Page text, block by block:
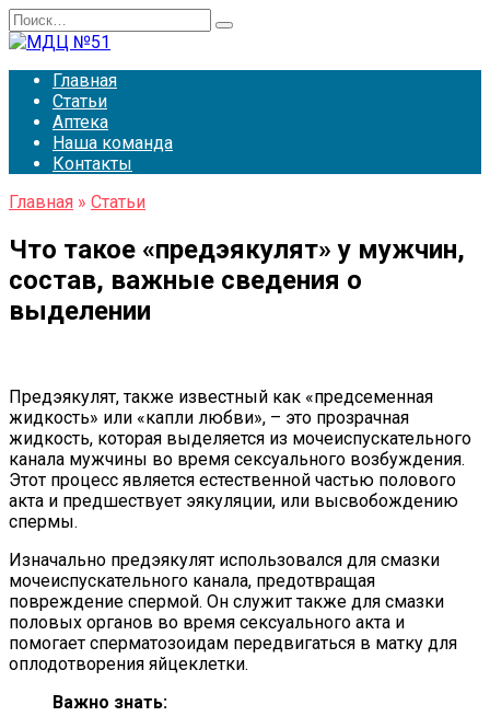
Перейти
к
Search
for:
Главная
Статьи
Аптека
Наша команда
Контакты
Главная » Статьи
Что такое «предэякулят» у мужчин,
состав, важные сведения о
выделении
Предэякулят, также известный как «предсеменная
жидкость» или «капли любви», – это прозрачная
жидкость, которая выделяется из мочеиспускательного
канала мужчины во время сексуального возбуждения.
Этот процесс является естественной частью полового
акта и предшествует эякуляции, или высвобождению
спермы.
Изначально предэякулят использовался для смазки
мочеиспускательного канала, предотвращая
повреждение спермой. Он служит также для смазки
половых органов во время сексуального акта и
помогает сперматозоидам передвигаться в матку для
оплодотворения яйцеклетки.
Важно знать: